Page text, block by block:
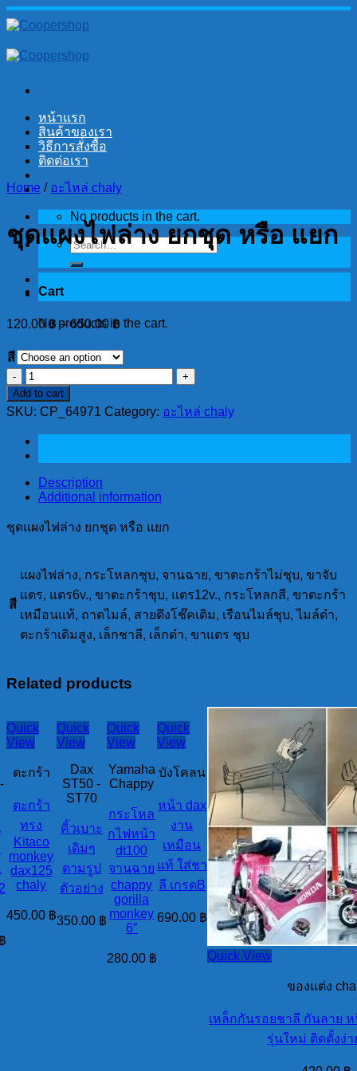
Skip
to
หน้าแรก
สินค้าของเรา
วิธีการสั่งซื้อ
ติดต่อเรา
No products in the cart.
Search
for:
Cart
No products in the cart.
Home / อะไหล่ chaly
ชุดแผงไฟล่าง ยกชุด หรือ แยก
120.00฿ –650.00฿
สี
ชุด
แผง
ไฟ
ล่าง
ยก
ชุด
หรือ
quantity
Add to cart
SKU: CP_64971 Category: อะไหล่ chaly
Description
Additional information
ชุดแผงไฟล่าง ยกชุด หรือ แยก
สี
แผงไฟล่าง, กระโหลกชุบ, จานฉาย, ขาตะกร้าไม่ชุบ, ขาจับ
แตร, แตร6v., ขาตะกร้าชุบ, แตร12v., กระโหลกสี, ขาตะกร้า
เหมือนแท้, ถาดไมล์, สายดึงโช๊คเดิม, เรือนไมล์ชุบ, ไมล์ดำ,
ตะกร้าเดิมสูง, เล็กชาลี, เล็กดำ, ขาแตร ชุบ
Related products
Quick
View
ตะกร้า
ตะกร้า
ทรง
Kitaco
monkey
dax125
chaly
450.00 ฿
Quick
View
Dax
ST50 -
ST70
คิ้วเบาะ
เดิมๆ
ตามรูป
ตัวอย่าง
350.00 ฿
Quick
View
Yamaha
Chappy
กระโหล
กไฟหน้า
dt100
จานฉาย
chappy
gorilla
monkey
6″
280.00 ฿
Quick
View
บังโคลน
หน้า dax
งาน
เหมือน
แท้ ใส่ชา
ลี เกรดB
690.00 ฿
Quick View
ของแต่ง
เหล็กกันรอยชาลี กันลาย
รุ่นใหม่ ติดตั้งง่า